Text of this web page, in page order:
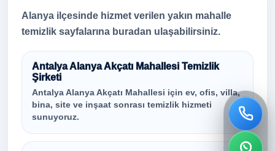
Alanya ilçesinde hizmet verilen yakın mahalle
temizlik sayfalarına buradan ulaşabilirsiniz.
Antalya Alanya Akçatı Mahallesi Temizlik
Şirketi
Antalya Alanya Akçatı Mahallesi için ev, ofis, villa,
bina, site ve inşaat sonrası temizlik hizmeti
sunuyoruz.